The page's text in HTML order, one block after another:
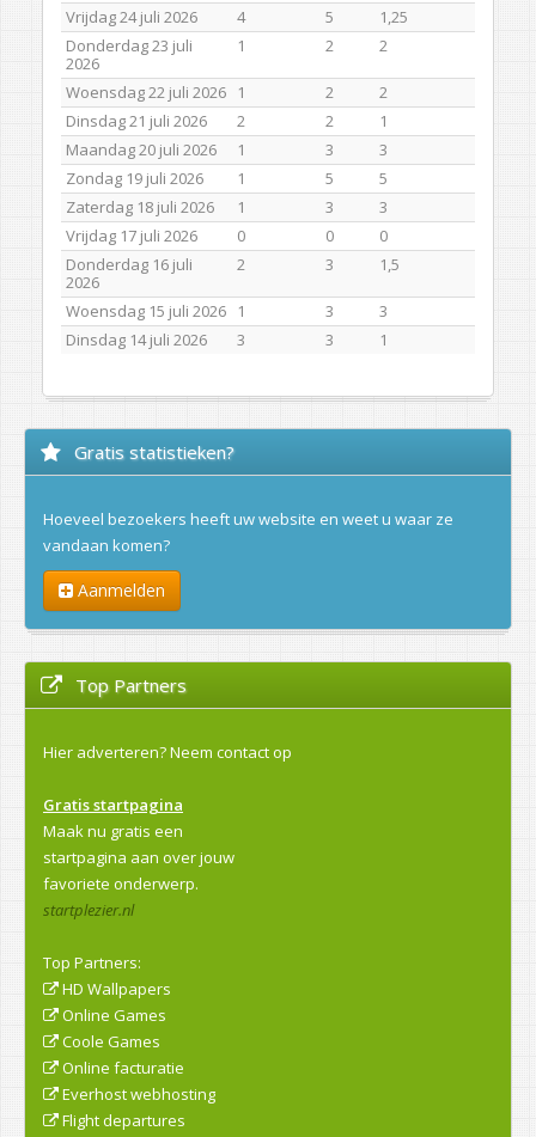
Vrijdag 24 juli 2026
4 5
1,25
Donderdag 23 juli
2026
1 2 2
Woensdag 22 juli 2026 1 2
2
Dinsdag 21 juli 2026
2 2
1
Maandag 20 juli 2026
1 3
3
Zondag 19 juli 2026
1 5
5
Zaterdag 18 juli 2026
1 3
3
Vrijdag 17 juli 2026
0 0
0
Donderdag 16 juli
2026
2 3 1,5
Woensdag 15 juli 2026 1 3
3
Dinsdag 14 juli 2026
3 3 1
Gratis statistieken?
Hoeveel bezoekers heeft uw website en weet u waar ze
vandaan komen?
Aanmelden
Top Partners
Hier adverteren?Neem contact op
Gratis startpagina
Maak nu gratis een
startpagina aan over jouw
favoriete onderwerp.
startplezier.nl
Top Partners:
HD Wallpapers
Online Games
Coole Games
Online facturatie
Everhost webhosting
Flight departures